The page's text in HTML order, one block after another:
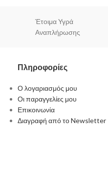
Έτοιμα Υγρά
Αναπλήρωσης
Πληροφορίες
Ο λογαριασμός μου
Οι παραγγελίες μου
Επικοινωνία
Διαγραφή από το Newsletter